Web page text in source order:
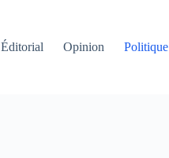
Éditorial Opinion Politique